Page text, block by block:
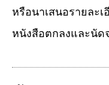
หรือนาเสนอรายละ
หนังสือตกลงและนัด